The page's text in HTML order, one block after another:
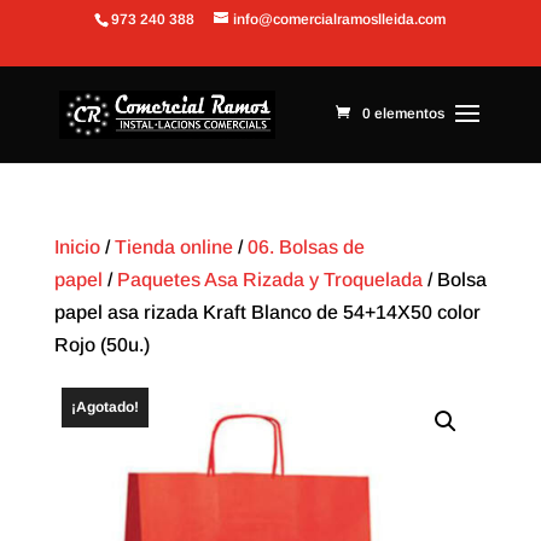
Abrir barra de herramientas
973 240 388 info@comercialramoslleida.com
0 elementos
Inicio/Tienda online/06. Bolsas de
papel / Paquetes Asa Rizada y Troquelada / Bolsa
papel asa rizada Kraft Blanco de 54+14X50 color
Rojo (50u.)
¡Agotado!